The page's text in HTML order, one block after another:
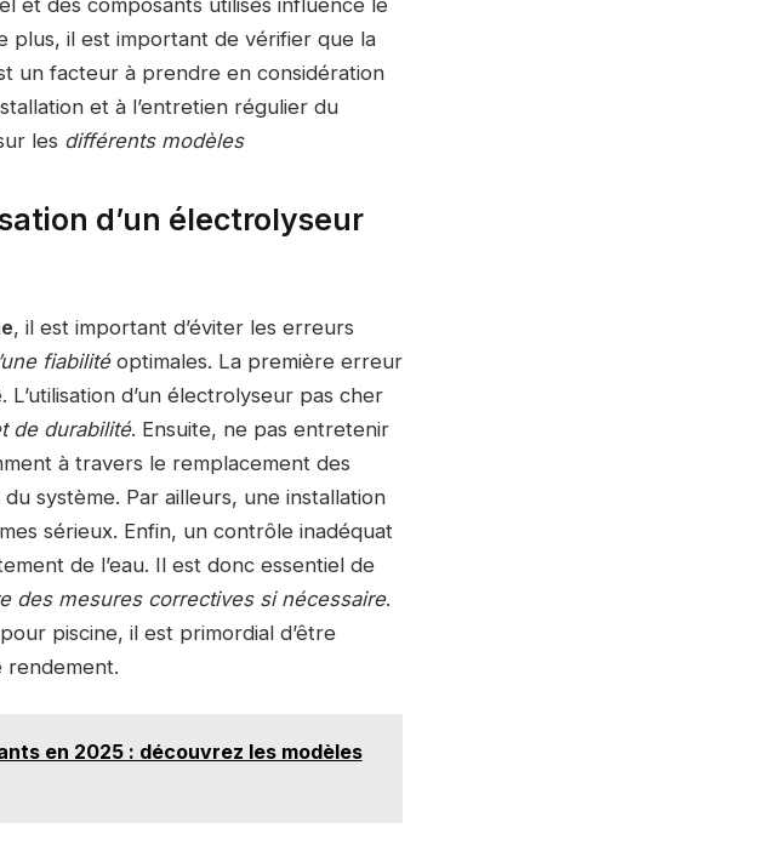
plus, il est important de vérifier que la
un facteur à prendre en considération
et à l’entretien régulier du
les différents modèles
d’un électrolyseur
, il est important d’éviter les erreurs
fiabilitéoptimales. La première erreur
d’un électrolyseur pas cher
de durabilité. Ensuite, ne pas entretenir
à travers le remplacement des
système. Par ailleurs, une installation
sérieux. Enfin, un contrôle inadéquat
de l’eau. Il est donc essentiel de
des mesures correctives si nécessaire.
piscine, il est primordial d’être
rendement.
en 2025 : découvrez les modèles